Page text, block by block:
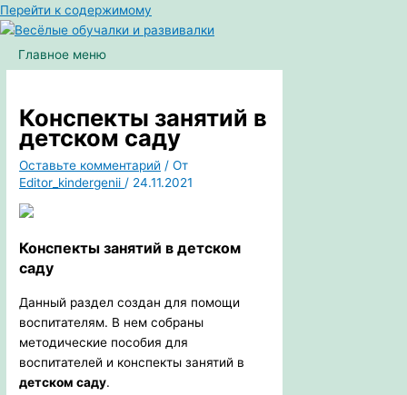
Перейти к содержимому
Главное меню
Конспекты занятий в
детском саду
Оставьте комментарий / От
Editor_kindergenii / 24.11.2021
Конспекты занятий в детском
саду
Данный раздел создан для помощи
воспитателям. В нем собраны
методические пособия для
воспитателей и конспекты занятий в
детском саду.